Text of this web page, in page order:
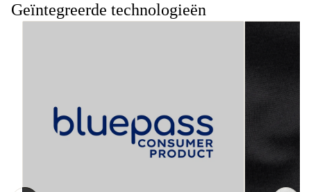
Geïntegreerde technologieën